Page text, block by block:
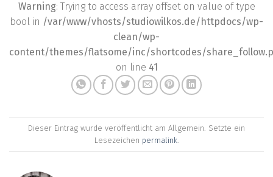
Warning: Trying to access array offset on value of type
bool in /var/www/vhosts/studiowilkos.de/httpdocs/wp-
clean/wp-
content/themes/flatsome/inc/shortcodes/
on line 41
Dieser Eintrag wurde veröffentlicht am Allgemein. Setzte ein
Lesezeichen permalink.